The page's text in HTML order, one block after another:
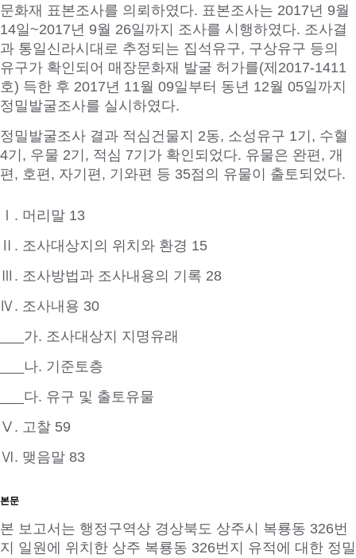
문화재 표본조사를 의뢰하였다. 표본조사는 2017년 9월
14일~2017년 9월 26일까지 조사를 시행하였다. 조사결
과 통일신라시대로 추정되는 집석유구, 구상유구 등의
유구가 확인되어 매장문화재 발굴 허가를(제2017-1411
호) 득한 후 2017년 11월 09일부터 동년 12월 05일까지
정밀발굴조사를 실시하였다.
정밀발굴조사 결과 적심건물지 2동, 소성유구 1기, 수혈
4기, 우물 2기, 적심 7기가 확인되었다. 유물은 완편, 개
편, 호편, 자기편, 기와편 등 35점의 유물이 출토되었다.
Ⅰ. 머리말 13
Ⅱ. 조사대상지의 위치와 환경 15
Ⅲ. 조사방법과 조사내용의 기록 28
Ⅳ. 조사내용 30
___가. 조사대상지 지명유래
___나. 기준토층
___다. 유구 및 출토유물
Ⅴ. 고찰 59
Ⅵ. 맺음말 83
본문
본 보고서는 행정구역상 경상북도 상주시 복룡동 326번
지 일원에 위치한 상주 복룡동 326번지 유적에 대한 정밀